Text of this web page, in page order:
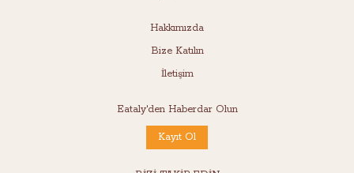
Hakkımızda
Bize Katılın
İletişim
Eataly'den Haberdar Olun
Kayıt Ol